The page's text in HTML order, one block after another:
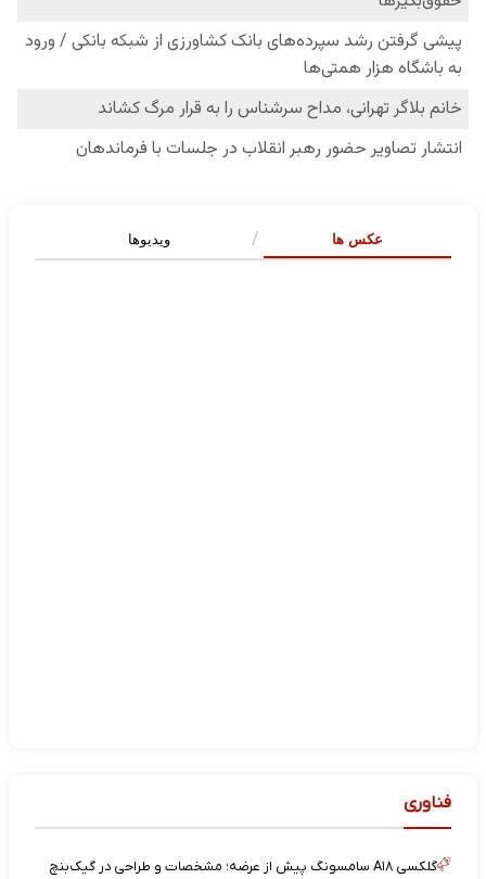
عکس ها ویدیوها
فناوری
گلکسی A۱۸ سامسونگ پیش از عرضه؛ مشخصات و طراحی در گیک‌بنچ